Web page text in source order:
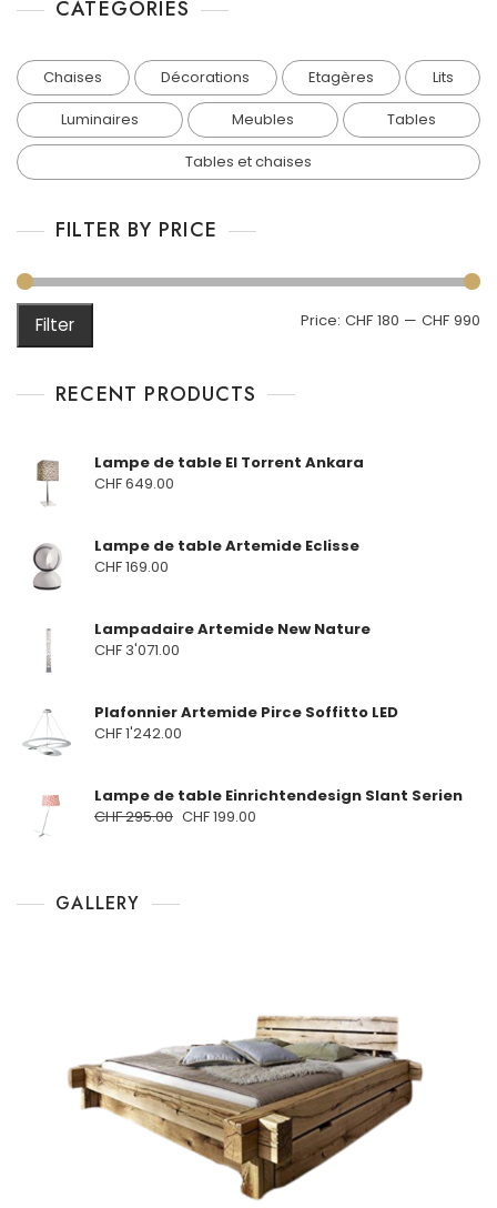
5
CATÉGORIES
Chaises Décorations Etagères
Lits
Luminaires
Meubles
Tables
Tables et chaises
FILTER BY PRICE
Filter Price: CHF 180 — CHF 990
RECENT PRODUCTS
Lampe de table El Torrent Ankara
CHF649.00
Lampe de table Artemide Eclisse
CHF169.00
Lampadaire Artemide New Nature
CHF 3'071.00
Plafonnier Artemide Pirce Soffitto LED
CHF1'242.00
Lampe de table Einrichtendesign Slant Serien
CHF295.00 CHF199.00
GALLERY